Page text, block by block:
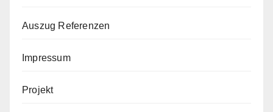
Auszug Referenzen
Impressum
Projekt